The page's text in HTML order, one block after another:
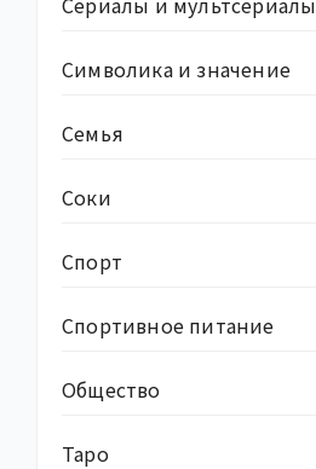
Символика и значение
Семья
Соки
Спорт
Спортивное питание
Общество
Таро